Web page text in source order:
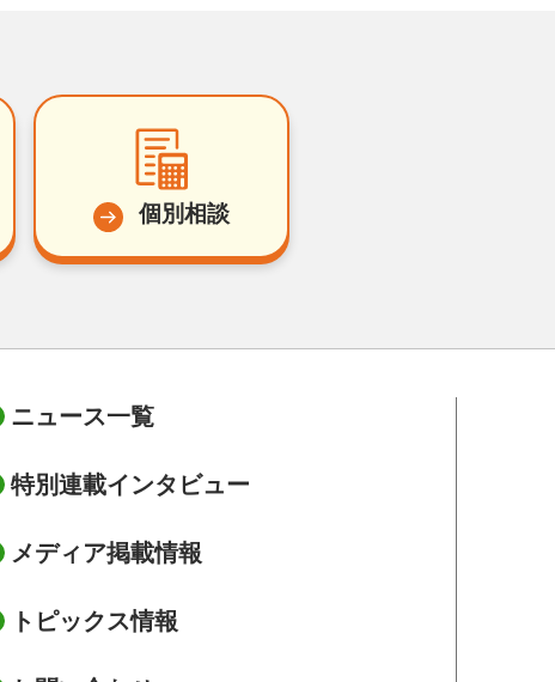
個別相談
ニュース一覧
特別連載インタビュー
メディア掲載情報
トピックス情報